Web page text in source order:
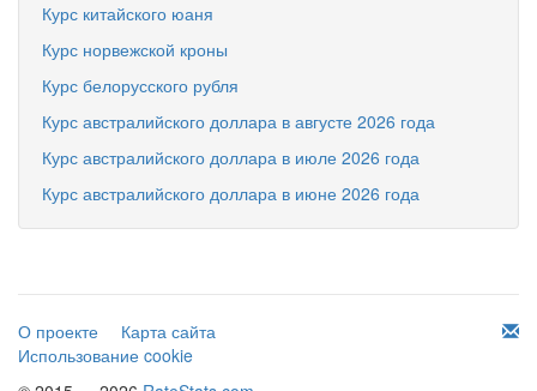
Курс китайского юаня
Курс норвежской кроны
Курс белорусского рубля
Курс австралийского доллара в августе 2026 года
Курс австралийского доллара в июле 2026 года
Курс австралийского доллара в июне 2026 года
О проекте
Карта сайта
Использование cookie